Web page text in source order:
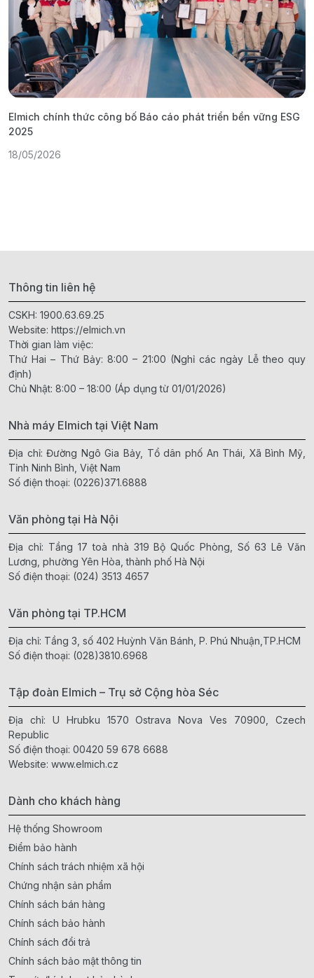
Elmich chính thức công bố Báo cáo phát triển bền vững ESG
2025
18/05/2026
Thông tin liên hệ
CSKH: 1900.63.69.25
Website: https://elmich.vn
Thời gian làm việc:
Thứ Hai – Thứ Bảy: 8:00 – 21:00 (Nghỉ các ngày Lễ theo quy
định)
Chủ Nhật: 8:00 – 18:00 (Áp dụng từ 01/01/2026)
Nhà máy Elmich tại Việt Nam
Địa chỉ: Đường Ngô Gia Bảy, Tổ dân phố An Thái, Xã Bình Mỹ,
Tỉnh Ninh Bình, Việt Nam
Số điện thoại: (0226)371.6888
Văn phòng tại Hà Nội
Địa chỉ: Tầng 17 toà nhà 319 Bộ Quốc Phòng, Số 63 Lê Văn
Lương, phường Yên Hòa, thành phố Hà Nội
Số điện thoại: (024) 3513 4657
Văn phòng tại TP.HCM
Địa chỉ: Tầng 3, số 402 Huỳnh Văn Bánh, P. Phú Nhuận,TP.HCM
Số điện thoại: (028)3810.6968
Tập đoàn Elmich – Trụ sở Cộng hòa Séc
Địa chỉ: U Hrubku 1570 Ostrava Nova Ves 70900, Czech
Republic
Số điện thoại: 00420 59 678 6688
Website: www.elmich.cz
Dành cho khách hàng
Hệ thống Showroom
Điểm bảo hành
Chính sách trách nhiệm xã hội
Chứng nhận sản phẩm
Chính sách bán hàng
Chính sách bảo hành
Chính sách đổi trả
Chính sách bảo mật thông tin